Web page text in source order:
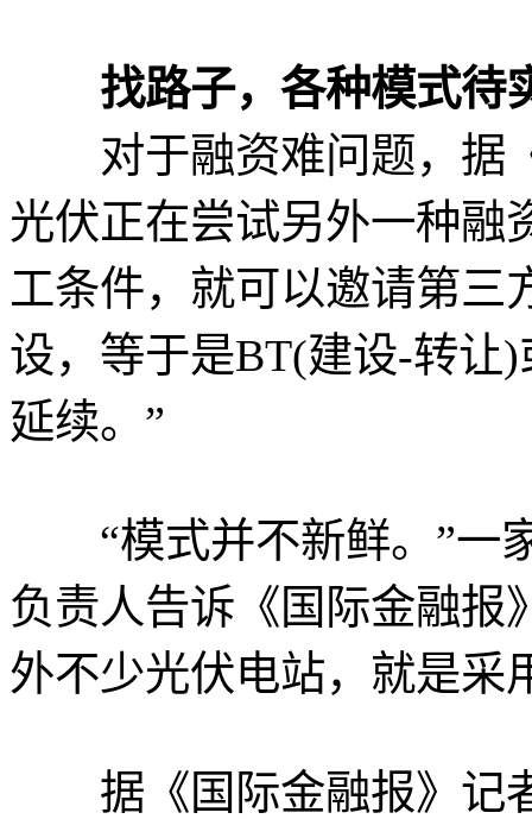
找路子，各种模式待
对于融资难问题，据
光伏正在尝试另外一种融
工条件，就可以邀请第三
设，等于是BT(建设-转让
延续。”
“模式并不新鲜。”一
负责人告诉《国际金融报
外不少光伏电站，就是采
据《国际金融报》记